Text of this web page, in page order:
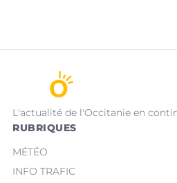
L'actualité de l'Occitanie en
RUBRIQUES
MÉTÉO
INFO TRAFIC